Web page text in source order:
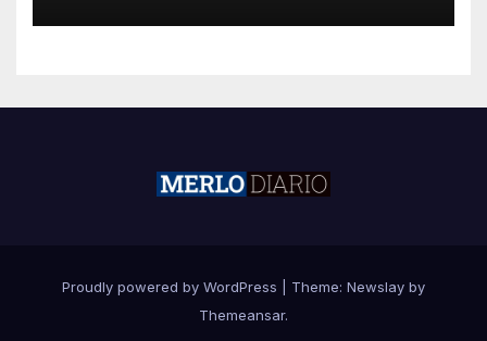
Proudly powered by WordPress Theme: Newslay by
Themeansar.